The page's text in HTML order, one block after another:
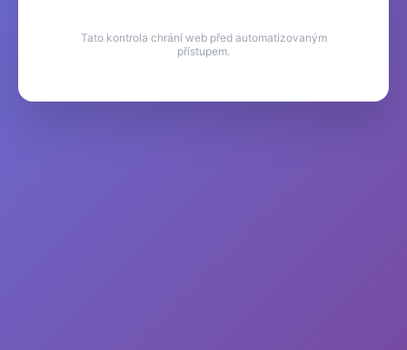
Tato kontrola chrání web před automatizovaným
přístupem.